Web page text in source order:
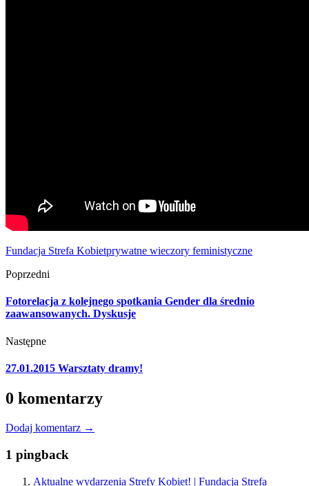
Fundacja Strefa Kobietprywatne wieczory feministyczne
Poprzedni
Fotorelacja z kolejnego spotkania Gender dla średnio
zaawansowanych. Dyskusje
Następne
27.01.2015 Warsztaty dramy!
0 komentarzy
Dodaj komentarz →
1 pingback
Aktualne wydarzenia Strefy Kobiet! | Fundacja Strefa